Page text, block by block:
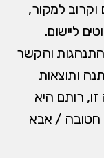
וקרוב למקור,
ליישום.
והקשר
ותוצאות
רותם היא
חטובה / אבא